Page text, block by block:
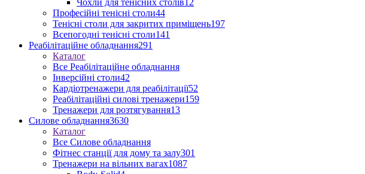
Чохли для тенісних столів12
Професійні тенісні столи44
Тенісні столи для закритих приміщень197
Всепогодні тенісні столи141
Реабілітаційне обладнання291
Каталог
Все Реабілітаційне обладнання
Інверсійні столи42
Кардіотренажери для реабілітації52
Реабілітаційні силові тренажери159
Тренажери для розтягування13
Силове обладнання3630
Каталог
Все Силове обладнання
Фітнес станції для дому та залу301
Тренажери на вільних вагах1087